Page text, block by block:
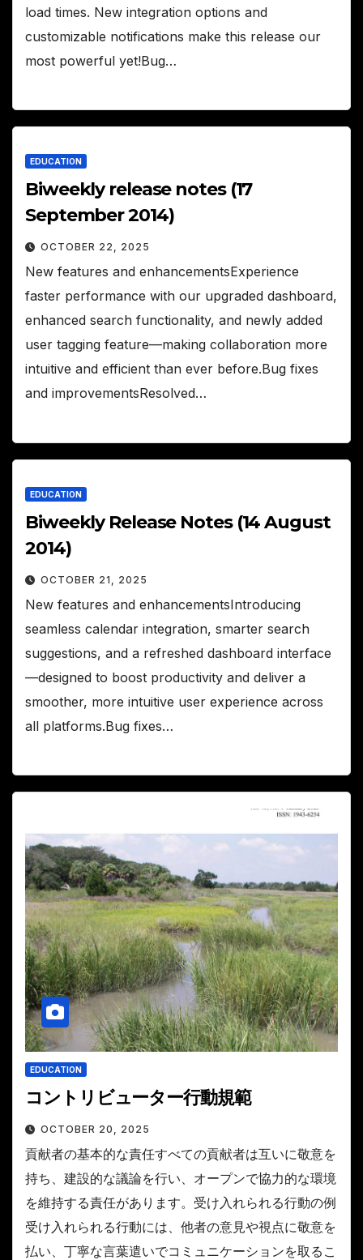
load times. New integration options and
customizable notifications make this release our
most powerful yet!Bug…
EDUCATION
Biweekly release notes (17
September 2014)
OCTOBER 22, 2025
New features and enhancementsExperience
faster performance with our upgraded dashboard,
enhanced search functionality, and newly added
user tagging feature—making collaboration more
intuitive and efficient than ever before.Bug fixes
and improvementsResolved…
EDUCATION
Biweekly Release Notes (14 August
2014)
OCTOBER 21, 2025
New features and enhancementsIntroducing
seamless calendar integration, smarter search
suggestions, and a refreshed dashboard interface
—designed to boost productivity and deliver a
smoother, more intuitive user experience across
all platforms.Bug fixes…
EDUCATION
コントリビューター行動規範
OCTOBER 20, 2025
貢献者の基本的な責任すべての貢献者は互いに敬意を
持ち、建設的な議論を行い、オープンで協力的な環境
を維持する責任があります。受け入れられる行動の例
受け入れられる行動には、他者の意見や視点に敬意を
払い、丁寧な言葉遣いでコミュニケーションを取るこ